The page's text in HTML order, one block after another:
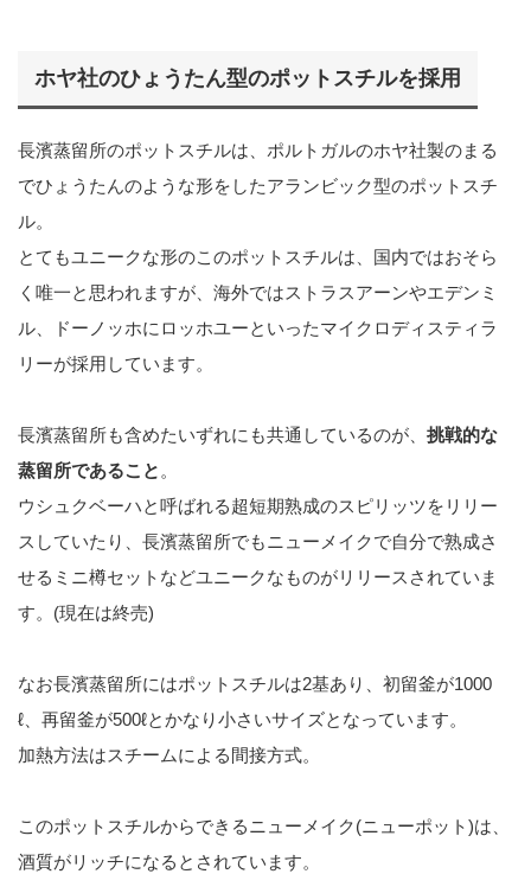
ホヤ社のひょうたん型のポットスチルを採用
長濱蒸留所のポットスチルは、ポルトガルのホヤ社製のまる
でひょうたんのような形をしたアランビック型のポットスチ
ル。
とてもユニークな形のこのポットスチルは、国内ではおそら
く唯一と思われますが、海外ではストラスアーンやエデンミ
ル、ドーノッホにロッホユーといったマイクロディスティラ
リーが採用しています。
長濱蒸留所も含めたいずれにも共通しているのが、 挑戦的な
蒸留所であること 。
ウシュクベーハと呼ばれる超短期熟成のスピリッツをリリー
スしていたり、長濱蒸留所でもニューメイクで自分で熟成さ
せるミニ樽セットなどユニークなものがリリースされていま
す。(現在は終売)
なお長濱蒸留所にはポットスチルは2基あり、初留釜が1000
ℓ、再留釜が500ℓとかなり小さいサイズとなっています。
加熱方法はスチームによる間接方式。
このポットスチルからできるニューメイク(ニューポット)は、
酒質がリッチになるとされています。